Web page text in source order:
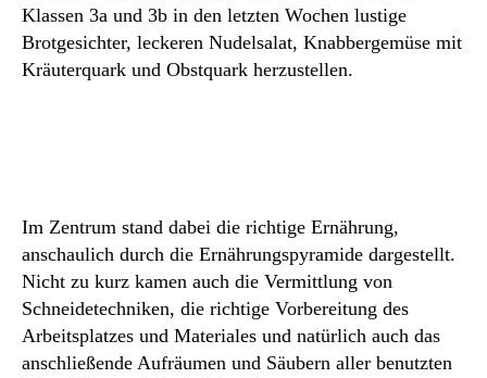
Klassen 3a und 3b in den letzten Wochen lustige
Brotgesichter, leckeren Nudelsalat, Knabbergemüse mit
Kräuterquark und Obstquark herzustellen.
Im Zentrum stand dabei die richtige Ernährung,
anschaulich durch die Ernährungspyramide dargestellt.
Nicht zu kurz kamen auch die Vermittlung von
Schneidetechniken, die richtige Vorbereitung des
Arbeitsplatzes und Materiales und natürlich auch das
anschließende Aufräumen und Säubern aller benutzten